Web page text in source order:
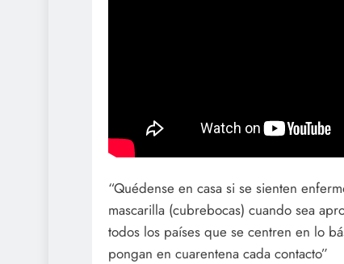
“Quédense en casa si se sienten
mascarilla (cubrebocas) cuando sea
todos los países que se centren en lo
pongan en cuarentena cada contacto”